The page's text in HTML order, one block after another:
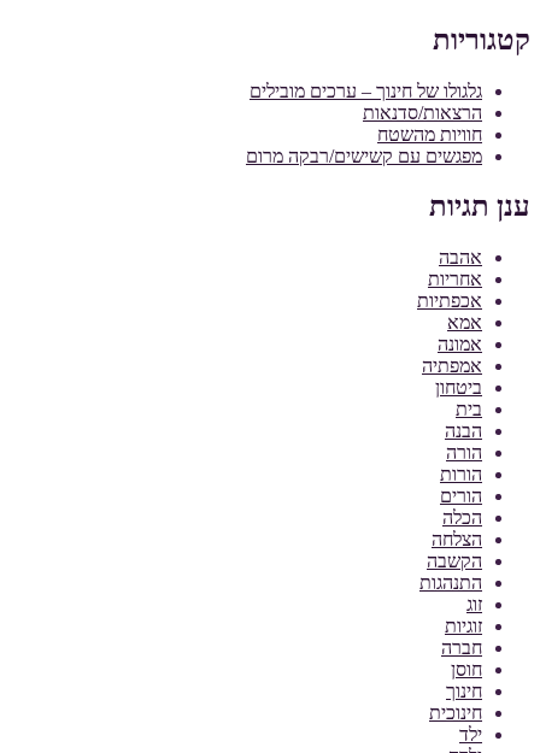
קטגוריות
גלגולו של חינוך – ערכים מובילים
הרצאות/סדנאות
חוויות מהשטח
מפגשים עם קשישים/רבקה מרום
ענן תגיות
אהבה
אחריות
אכפתיות
אמא
אמונה
אמפתיה
ביטחון
בית
הבנה
הורה
הורות
הורים
הכלה
הצלחה
הקשבה
התנהגות
זוג
זוגיות
חברה
חוסן
חינוך
חינוכית
ילד